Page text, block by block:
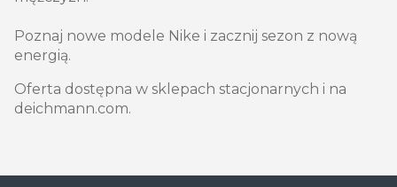
Poznaj nowe modele Nike i zacznij sezon z nową
energią.
Oferta dostępna w sklepach stacjonarnych i na
deichmann.com.